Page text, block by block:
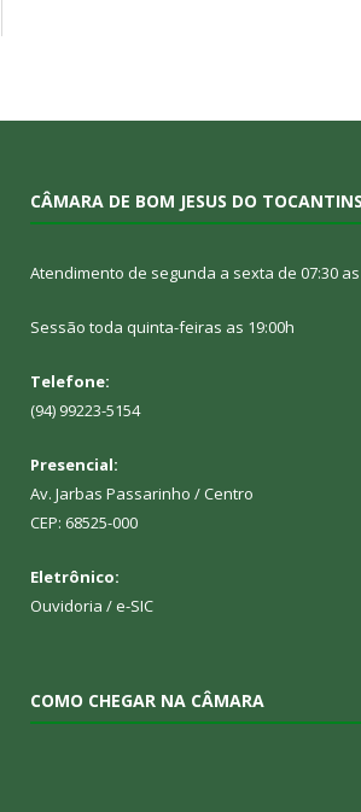
CÂMARA DE BOM JESUS DO TOCANTINS
Atendimento de segunda a sexta de 07:30 as
Sessão toda quinta-feiras as 19:00h
Telefone:
(94) 99223-5154
Presencial:
Av. Jarbas Passarinho / Centro
CEP: 68525-000
Eletrônico:
Ouvidoria / e-SIC
COMO CHEGAR NA CÂMARA